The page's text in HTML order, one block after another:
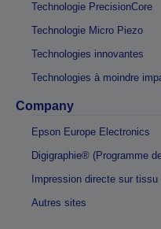
Technologie PrecisionCore
Technologie Micro Piezo
Technologies innovantes
Technologies à moindre
Company
Epson Europe Electronics
Digigraphie® (Programme
Impression directe sur tissu
Autres sites